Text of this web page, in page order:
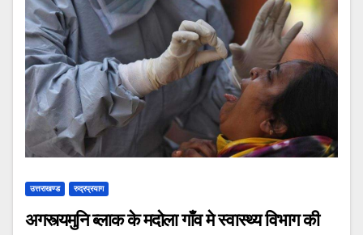
उत्तराखण्ड रुद्रप्रयाग
अगस्त्यमुनि ब्लाक के मदोला गाँव मे स्वास्थ्य विभाग की